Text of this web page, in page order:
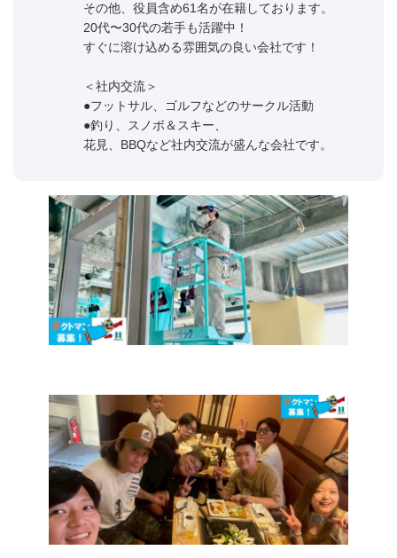
その他、役員含め61名が在籍しております。
20代〜30代の若手も活躍中！
すぐに溶け込める雰囲気の良い会社です！
＜社内交流＞
●フットサル、ゴルフなどのサークル活動
●釣り、スノボ＆スキー、
花見、BBQなど社内交流が盛んな会社です。